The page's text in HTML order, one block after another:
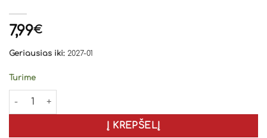
7,99€
Geriausias iki: 2027-01
Turime
produkto kiekis: Nutrend Flexit Gold Gel - 100ml
Į KREPŠELĮ